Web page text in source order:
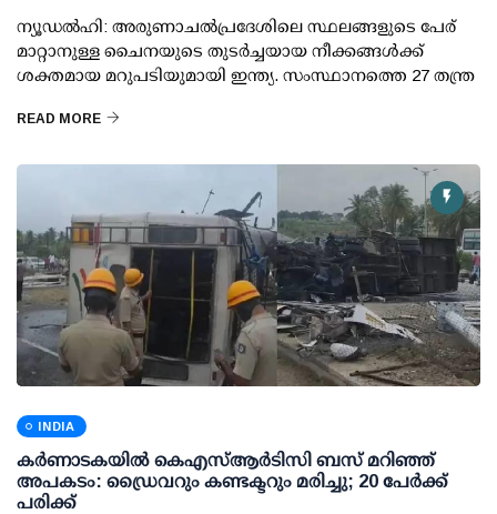
ന്യൂഡല്‍ഹി: അരുണാചല്‍പ്രദേശിലെ സ്ഥലങ്ങളുടെ പേര്
മാറ്റാനുള്ള ചൈനയുടെ തുടര്‍ച്ചയായ നീക്കങ്ങള്‍ക്ക്
ശക്തമായ മറുപടിയുമായി ഇന്ത്യ. സംസ്ഥാനത്തെ 27 തന്ത്ര
READ MORE
INDIA
കര്‍ണാടകയില്‍ കെഎസ്ആര്‍ടിസി ബസ് മറിഞ്ഞ്
അപകടം: ഡ്രൈവറും കണ്ടക്ടറും മരിച്ചു; 20 പേര്‍ക്ക്
പരിക്ക്